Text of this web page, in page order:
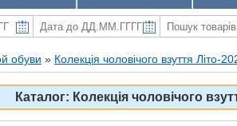
обуви » Колекція чоловічого взуття Літо-
Каталог: Колекція чоловічого